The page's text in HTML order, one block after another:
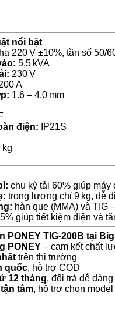
nổi bật
220 V ±10%, tần số 50/
5,5 kVA
230 V
A
1.6 – 4.0 mm
điện: IP21S
kg
chu kỳ tải 60% giúp
trọng lượng chỉ 9 kg, dễ
hàn que (MMA) và TIG
giúp tiết kiệm điện và
PONEY TIG‑200B tại
PONEY – cam kết chất
trên thị trường
quốc, hỗ trợ COD
12 tháng, đổi trả dễ dàng
tâm, hỗ trợ chọn